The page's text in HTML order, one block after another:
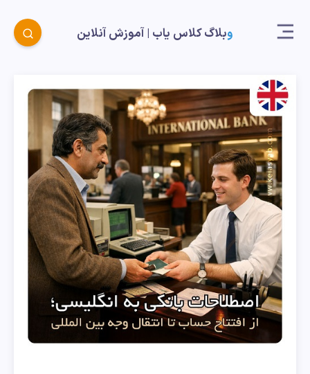
وبلاگ کلاس یاب |‌ آموزش آنلاین